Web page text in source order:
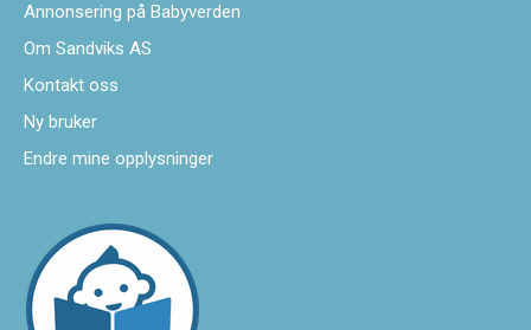
Annonsering på Babyverden
Om Sandviks AS
Kontakt oss
Ny bruker
Endre mine opplysninger